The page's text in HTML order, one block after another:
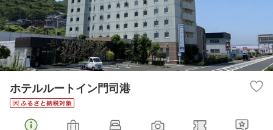
ホテルルートイン門司港